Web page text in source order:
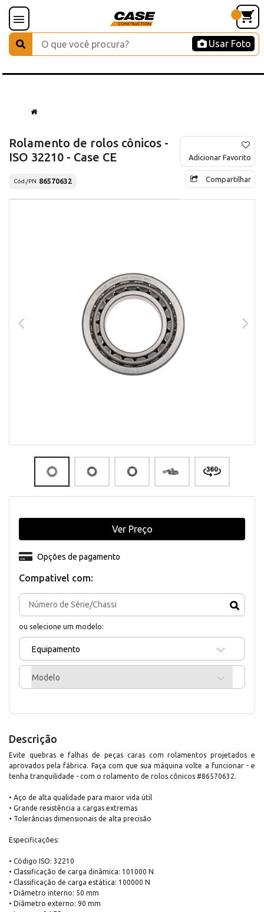
Usar Foto
Rolamento de rolos cônicos -
ISO 32210 - Case CE
Cód./PN 86570632
Adicionar Favorito
Compartilhar
Compativel com:
ou selecione um modelo:
Equipamento
Modelo
Opções de pagamento
Ver Preço
Descrição
Evite quebras e falhas de peças caras com rolamentos projetados e
aprovados pela fábrica. Faça com que sua máquina volte a funcionar - e
tenha tranquilidade - com o rolamento de rolos cônicos #86570632.
• Aço de alta qualidade para maior vida útil
• Grande resistência a cargas extremas
• Tolerâncias dimensionais de alta precisão
Especificações:
• Código ISO: 32210
• Classificação de carga dinâmica: 101000 N
• Classificação de carga estática: 100000 N
• Diâmetro interno: 50 mm
• Diâmetro externo: 90 mm